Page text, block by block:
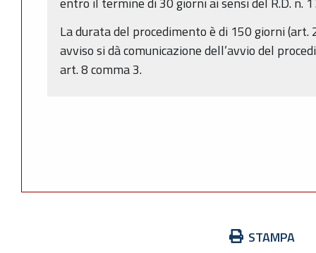
La durata del procedimento è di 150 giorni (art.
avviso si dà comunicazione dell’avvio del
art. 8 comma 3.
STAMPA